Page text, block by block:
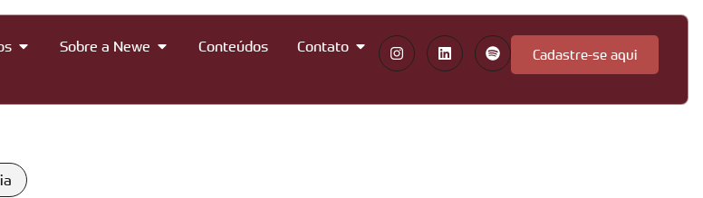
Sobre a Newe Conteúdos Contato Cadastre-se aqui